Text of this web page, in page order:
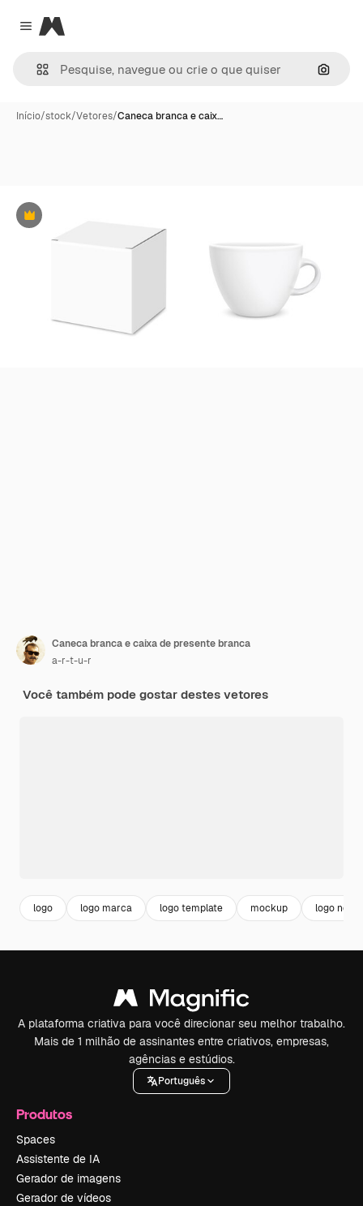
Close menu
Magnific
Início/stock/Vetores/Caneca branca e caix…
Premium
Caneca branca e caixa de presente branca
a-r-t-u-r
Você também pode gostar destes vetores
logo logo marca logo template mockup logo
A plataforma criativa para você direcionar seu melhor trabalho.
Mais de 1 milhão de assinantes entre criativos, empresas,
agências e estúdios.
Português
Produtos
Spaces
Assistente de IA
Gerador de imagens
Gerador de vídeos